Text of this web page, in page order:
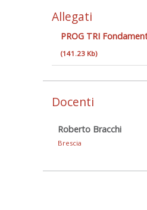
Allegati
PROG TRI
(141.23 Kb)
Docenti
Roberto Bracchi
Brescia